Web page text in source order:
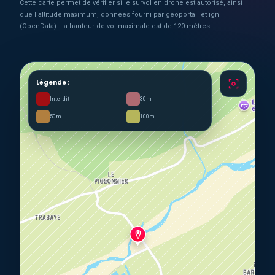
Cette carte permet de vérifier si le survol en drone est autorisé, ainsi
que l'altitude maximum, données fourni par geoportail et ign
(OpenData). La hauteur de vol maximale est de 120 mètres
Légende :
Interdit 30m
50m 100m